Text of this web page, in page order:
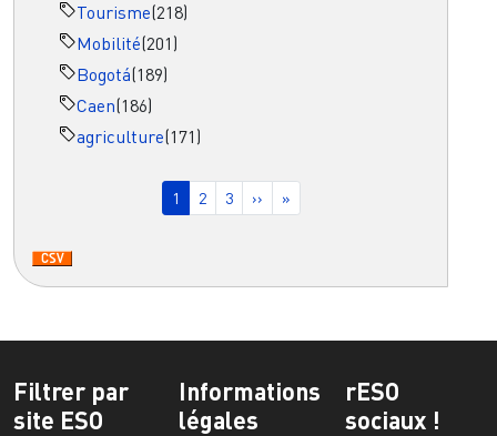
Tourisme(218)
Mobilité(201)
Bogotá(189)
Caen(186)
agriculture(171)
Page courante
1 Page
2 Page
3 Page suivante
›› Dernière page
»
Filtrer par
site ESO
Informations
légales
rESO
sociaux !